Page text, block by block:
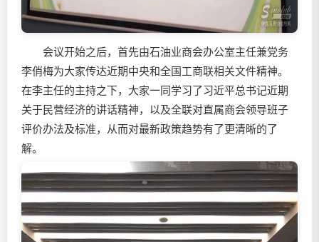
会议开始之后，首先由石油业商会办公室主任兼党务
李俏梅为大家传达近期中央和全国工商联相关文件精神。
在李主任的主持之下，大家一同学习了习近平总书记近期
关于民营经济的讲话精神，以及全联对直属商会领导班子
评价办法及标准，从而对最新政策趋势有了更清晰的了
解。